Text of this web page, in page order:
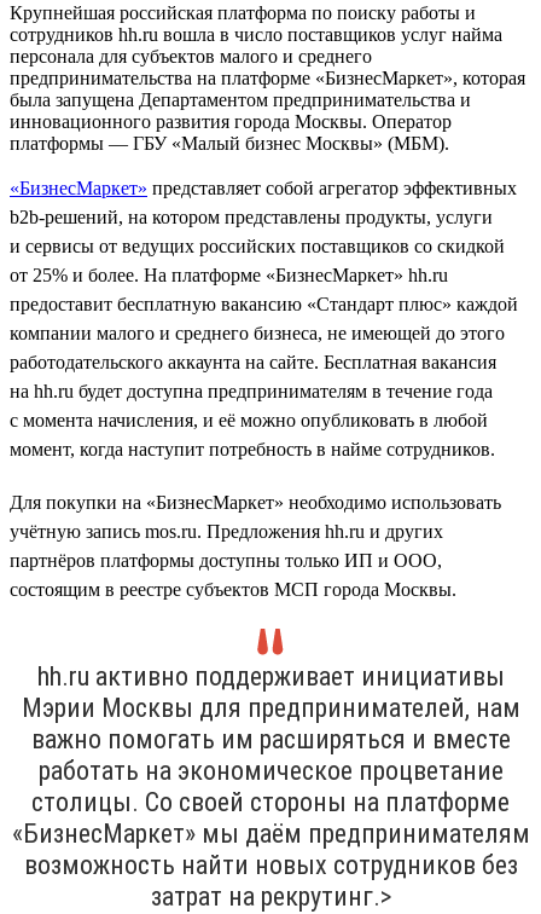
Крупнейшая российская платформа по поиску работы и
сотрудников hh.ru вошла в число поставщиков услуг найма
персонала для субъектов малого и среднего
предпринимательства на платформе «БизнесМаркет», которая
была запущена Департаментом предпринимательства и
инновационного развития города Москвы. Оператор
платформы — ГБУ «Малый бизнес Москвы» (МБМ).
«БизнесМаркет» представляет собой агрегатор эффективных
b2b-решений, на котором представлены продукты, услуги
и сервисы от ведущих российских поставщиков со скидкой
от 25% и более. На платформе «БизнесМаркет» hh.ru
предоставит бесплатную вакансию «Стандарт плюс» каждой
компании малого и среднего бизнеса, не имеющей до этого
работодательского аккаунта на сайте. Бесплатная вакансия
на hh.ru будет доступна предпринимателям в течение года
с момента начисления, и её можно опубликовать в любой
момент, когда наступит потребность в найме сотрудников.
Для покупки на «БизнесМаркет» необходимо использовать
учётную запись mos.ru. Предложения hh.ru и других
партнёров платформы доступны только ИП и ООО,
состоящим в реестре субъектов МСП города Москвы.
hh.ru активно поддерживает инициативы
Мэрии Москвы для предпринимателей, нам
важно помогать им расширяться и вместе
работать на экономическое процветание
столицы. Со своей стороны на платформе
«БизнесМаркет» мы даём предпринимателям
возможность найти новых сотрудников без
затрат на рекрутинг.>